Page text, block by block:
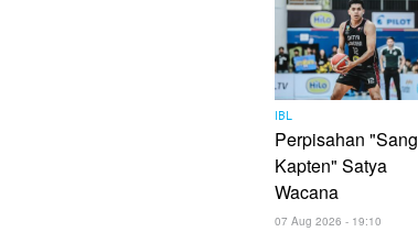
IBL
Perpisahan "Sang
Kapten" Satya
Wacana
07 Aug 2026 - 19:10